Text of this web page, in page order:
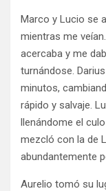
Marco y Lucio se
mientras me
acercaba y me
turnándose.
minutos,
rápido y salvaje.
llenándome el
mezcló con la de
abundantemente
Aurelio tomó su